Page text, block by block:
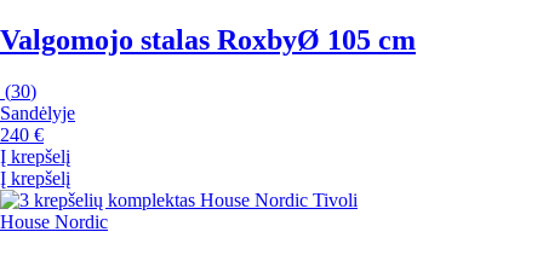
Valgomojo stalas RoxbyØ 105 cm
(30)
Sandėlyje
240 €
Į krepšelį
Į krepšelį
House Nordic